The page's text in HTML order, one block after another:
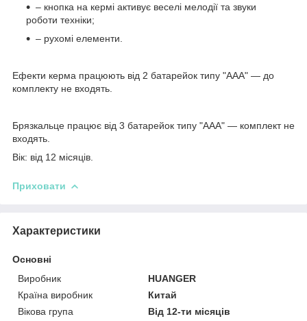
– кнопка на кермі активує веселі мелодії та звуки
роботи техніки;
– рухомі елементи.
Ефекти керма працюють від 2 батарейок типу "ААА" — до
комплекту не входять.
Брязкальце працює від 3 батарейок типу "ААА" — комплект не
входять.
Вік: від 12 місяців.
Приховати
Характеристики
Основні
Виробник
HUANGER
Країна виробник
Китай
Вікова група
Від 12-ти місяців